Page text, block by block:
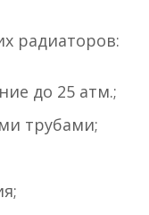
радиаторов:
до 25 атм.;
трубами;